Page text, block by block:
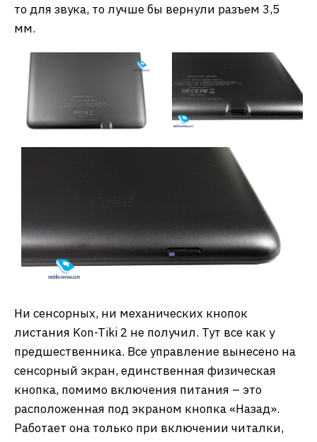
то для звука, то лучше бы вернули разъем 3,5
мм.
Ни сенсорных, ни механических кнопок
листания Kon-Tiki 2 не получил. Тут все как у
предшественника. Все управление вынесено на
сенсорный экран, единственная физическая
кнопка, помимо включения питания – это
расположенная под экраном кнопка «Назад».
Работает она только при включении читалки,